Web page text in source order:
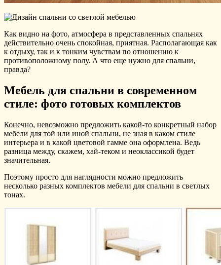
Как видно на фото, атмосфера в представленных спальнях
действительно очень спокойная, приятная. Располагающая как
к отдыху, так и к тонким чувствам по отношению к
противоположному полу. А что еще нужно для спальни,
правда?
Мебель для спальни в современном
стиле: фото готовых комплектов
Конечно, невозможно предложить какой-то конкретный набор
мебели для той или иной спальни, не зная в каком стиле
интерьера и в какой цветовой гамме она оформлена. Ведь
разница между, скажем, хай-теком и неоклассикой будет
значительная.
Поэтому просто для наглядности можно предложить
несколько разных комплектов мебели для спальни в светлых
тонах.